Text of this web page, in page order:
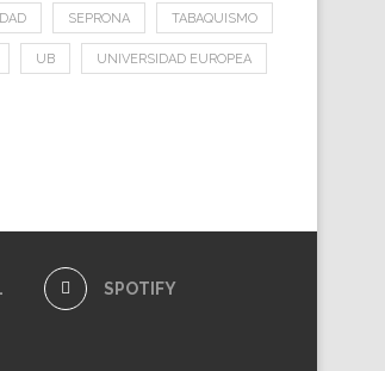
SEPRONA TABAQUISMO
UB UNIVERSIDAD EUROPEA
SPOTIFY